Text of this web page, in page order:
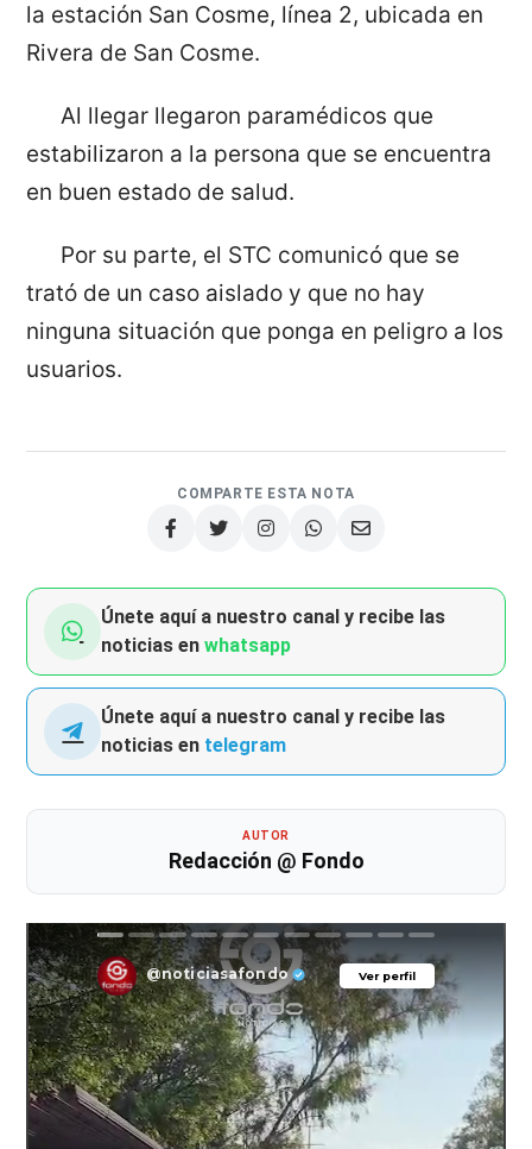
la estación San Cosme, línea 2, ubicada en
Rivera de San Cosme.
Al llegar llegaron paramédicos que
estabilizaron a la persona que se encuentra
en buen estado de salud.
Por su parte, el STC comunicó que se
trató de un caso aislado y que no hay
ninguna situación que ponga en peligro a los
usuarios.
COMPARTE ESTA NOTA
Únete aquí a nuestro canal y recibe las
noticias enwhatsapp
Únete aquí a nuestro canal y recibe las
noticias en telegram
AUTOR
Redacción @ Fondo
Ver perfil
@noticiasafondo Ver perfil